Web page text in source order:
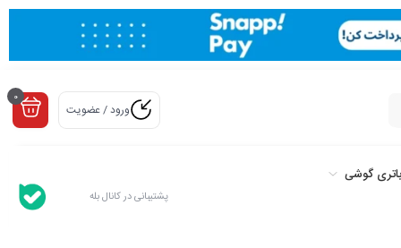
ورود / عضویت
0
باتری گوشی
پشتیبانی در کانال بله